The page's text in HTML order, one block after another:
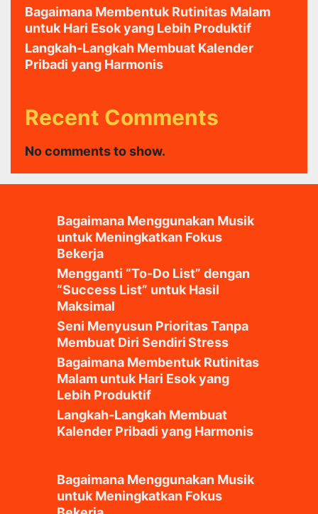
Bagaimana Membentuk Rutinitas Malam
untuk Hari Esok yang Lebih Produktif
Langkah-Langkah Membuat Kalender
Pribadi yang Harmonis
Recent Comments
No comments to show.
Bagaimana Menggunakan Musik
untuk Meningkatkan Fokus
Bekerja
Mengganti “To-Do List” dengan
“Success List” untuk Hasil
Maksimal
Seni Menyusun Prioritas Tanpa
Membuat Diri Sendiri Stress
Bagaimana Membentuk Rutinitas
Malam untuk Hari Esok yang
Lebih Produktif
Langkah-Langkah Membuat
Kalender Pribadi yang Harmonis
Bagaimana Menggunakan Musik
untuk Meningkatkan Fokus